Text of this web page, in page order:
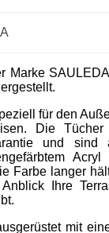
Marke
für den
Die
und sind
Acryl
Farbe langer
Ihre
mit